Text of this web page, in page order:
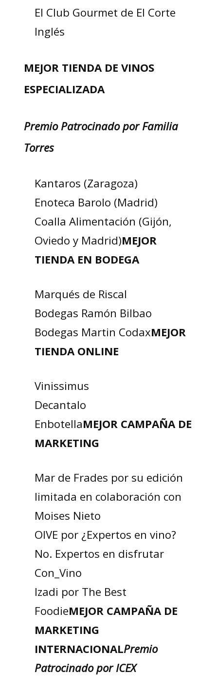
El Club Gourmet de El Corte
Inglés
MEJOR TIENDA DE VINOS
ESPECIALIZADA
Premio Patrocinado por Familia
Torres
Kantaros (Zaragoza)
Enoteca Barolo (Madrid)
Coalla Alimentación (Gijón,
Oviedo y Madrid)MEJOR
TIENDA EN BODEGA
Marqués de Riscal
Bodegas Ramón Bilbao
Bodegas Martin CodaxMEJOR
TIENDA ONLINE
Vinissimus
Decantalo
EnbotellaMEJOR CAMPAÑA DE
MARKETING
Mar de Frades por su edición
limitada en colaboración con
Moises Nieto
OIVE por ¿Expertos en vino?
No. Expertos en disfrutar
Con_Vino
Izadi por The Best
FoodieMEJOR CAMPAÑA DE
MARKETING
INTERNACIONALPremio
Patrocinado por ICEX